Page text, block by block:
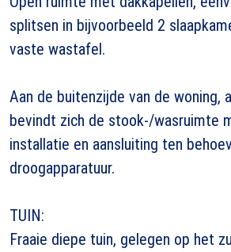
splitsen in bijvoorbeeld 2
vaste wastafel.
Aan de buitenzijde van de woning,
bevindt zich de stook-/wasruimte
installatie en aansluiting ten
droogapparatuur.
TUIN:
Fraaie diepe tuin, gelegen op het